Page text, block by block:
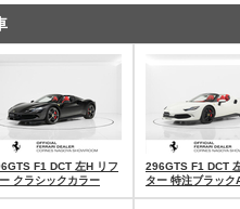
F1 DCT 左H リフ
クラシックカラー
296GTS F1 DCT
ター 特注ブラック